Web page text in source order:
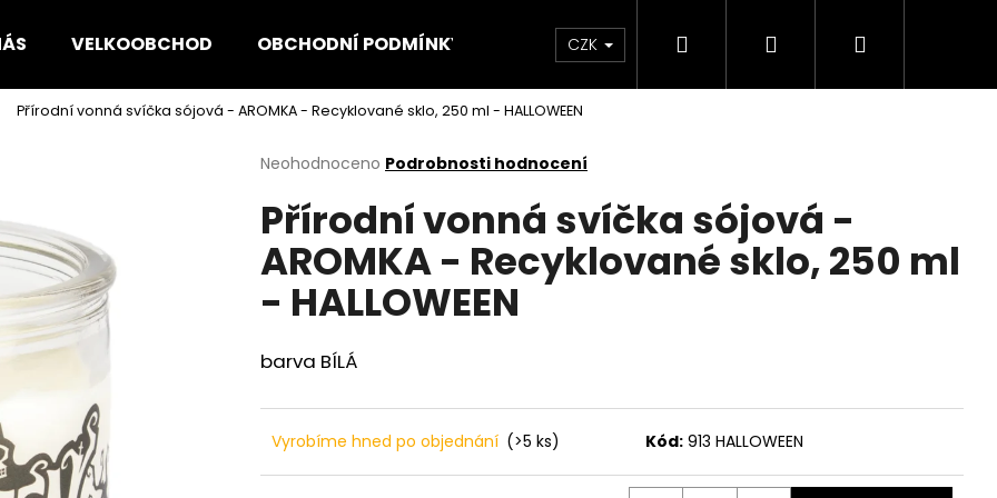
VELKOOBCHOD OBCHODNÍ PODMÍNKY KONTAKTY
CZK Hledat PřihlášeníNákupní
Přírodní vonná svíčka sójová - AROMKA - Recyklované sklo, 250 ml - HALLOWEEN
Průměrné
produktu
je
0,0
z
hvězdiček.
Neohodnoceno Podrobnosti hodnocení
Přírodní vonná svíčka sójová -
AROMKA - Recyklované sklo, 250 ml
- HALLOWEEN
barva BÍLÁ
Vyrobíme hned po objednání (>5 ks) Kód: 913 HALLOWEEN
Co potřebujete najít?
HLEDAT
Doporučujeme
Následující